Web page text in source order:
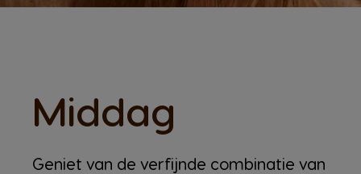
Middag
Geniet van de verfijnde combinatie van